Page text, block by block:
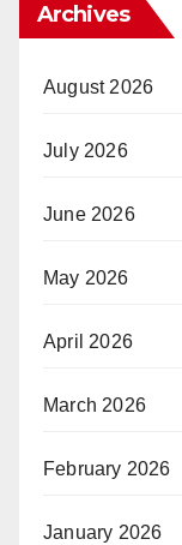
Archives
August 2026
July 2026
June 2026
May 2026
April 2026
March 2026
February 2026
January 2026